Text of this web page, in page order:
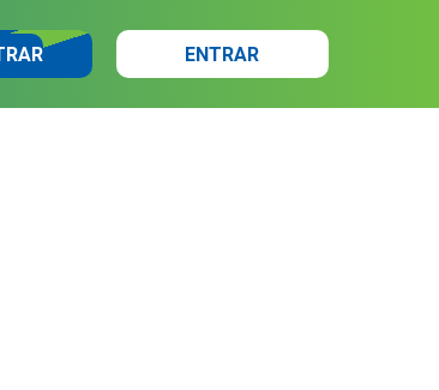
ENTRAR